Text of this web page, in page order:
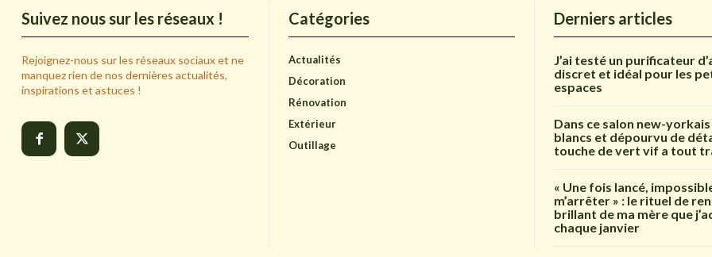
Suivez nous sur les réseaux !
Rejoignez-nous sur les réseaux sociaux et ne
manquez rien de nos dernières actualités,
inspirations et astuces !
Catégories
Actualités
Décoration
Rénovation
Extérieur
Outillage
Derniers articles
J’ai testé un purificateur
discret et idéal pour les
espaces
Dans ce salon new-
blancs et dépourvu de
touche de vert vif a tout
« Une fois lancé,
m’arrêter » : le rituel de
brillant de ma mère que
chaque janvier